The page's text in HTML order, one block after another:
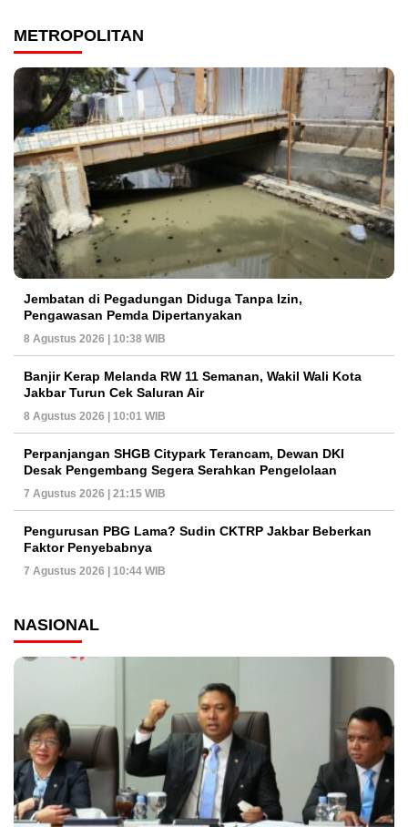
METROPOLITAN
Jembatan di Pegadungan Diduga Tanpa Izin,
Pengawasan Pemda Dipertanyakan
8 Agustus 2026 | 10:38 WIB
Banjir Kerap Melanda RW 11 Semanan, Wakil Wali Kota
Jakbar Turun Cek Saluran Air
8 Agustus 2026 | 10:01 WIB
Perpanjangan SHGB Citypark Terancam, Dewan DKI
Desak Pengembang Segera Serahkan Pengelolaan
7 Agustus 2026 | 21:15 WIB
Pengurusan PBG Lama? Sudin CKTRP Jakbar Beberkan
Faktor Penyebabnya
7 Agustus 2026 | 10:44 WIB
NASIONAL